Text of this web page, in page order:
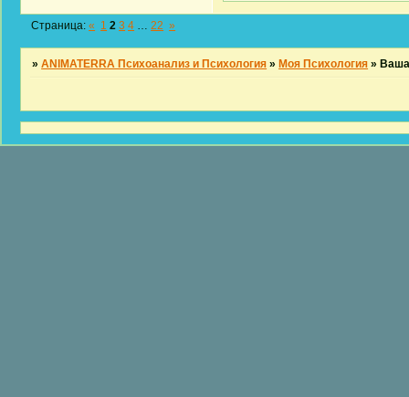
Страница:« 1 2 3 4 … 22 »
»ANIMATERRA Психоанализ и Психология »Моя Психология »Ваша